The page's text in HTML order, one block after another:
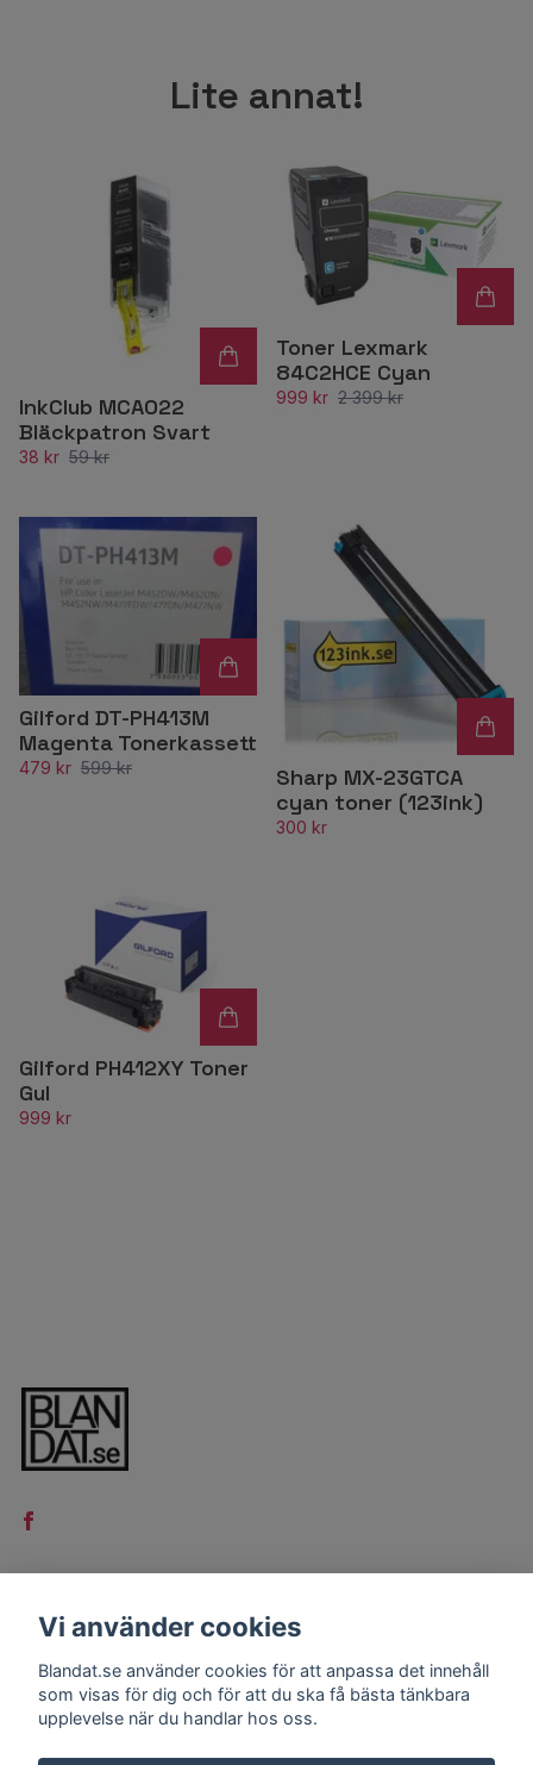
Lite annat!
InkClub MCA022
Bläckpatron Svart
38 kr 59 kr
Toner Lexmark
84C2HCE Cyan
999 kr 2 399 kr
Gilford DT-PH413M
Magenta Tonerkassett
479 kr 599 kr
Sharp MX-23GTCA
cyan toner (123ink)
300 kr
Gilford PH412XY Toner
Gul
999 kr
LÄS MER
Kontakt
Köpvillkor
Vi använder cookies
Blandat.se använder cookies för att anpassa det innehåll
som visas för dig och för att du ska få bästa tänkbara
upplevelse när du handlar hos oss.